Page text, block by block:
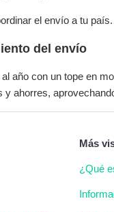
el envío a tu país.
del envío
año con un tope en
y ahorres,
Más
¿Qué